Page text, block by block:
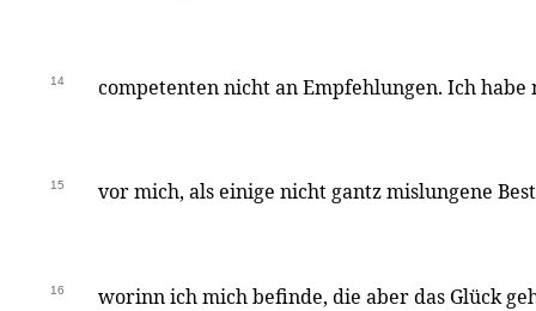
14 competenten nicht an Empfehlungen. Ich habe
15 vor mich, als einige nicht gantz mislungene
16 worinn ich mich befinde, die aber das Glück